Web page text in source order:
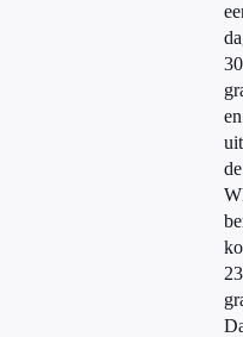
30
en
uit
de
23